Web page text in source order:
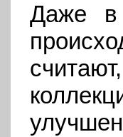
Даже в